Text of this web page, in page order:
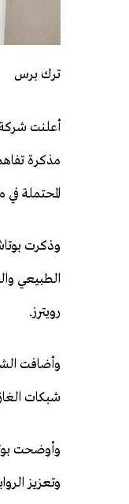
ترك برس
أعلنت
مذكرة
المحتملة
وذكرت
الطبيعي
رويترز.
وأضافت
شبكات
وأوضحت
وتعزيز